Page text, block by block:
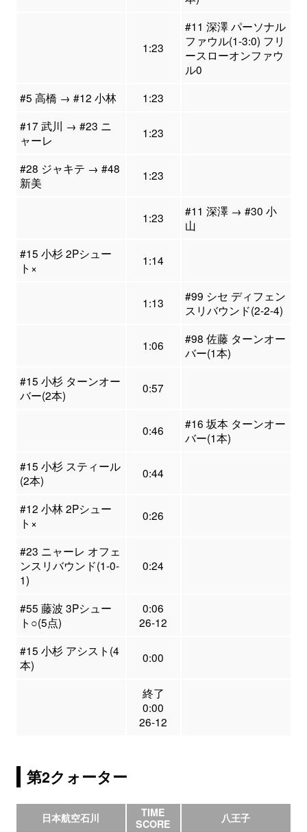
1:23
#11 深澤 パーソナル
ファウル(1-3:0) フリ
ースローオンファウ
ル0
#5 高橋 → #12 小林
1:23
#17 武川 → #23 ニ
ャーレ
1:23
#28 ジャキテ → #48
新美
1:23
1:23
#11 深澤 → #30 小
山
#15 小杉 2Pシュー
ト×
1:14
1:13
#99 シセ ディフェン
スリバウンド(2-2-4)
1:06
#98 佐藤 ターンオー
バー(1本)
#15 小杉 ターンオー
バー(2本)
0:57
0:46
#16 坂本 ターンオー
バー(1本)
#15 小杉 スティール
(2本)
0:44
#12 小林 2Pシュー
ト×
0:26
#23 ニャーレ オフェ
ンスリバウンド(1-0-
1)
0:24
#55 藤波 3Pシュー
ト○(5点)
0:06
26-12
#15 小杉 アシスト(4
本)
0:00
終了
0:00
26-12
第2クォーター
日本航空石川
TIME
SCORE
八王子